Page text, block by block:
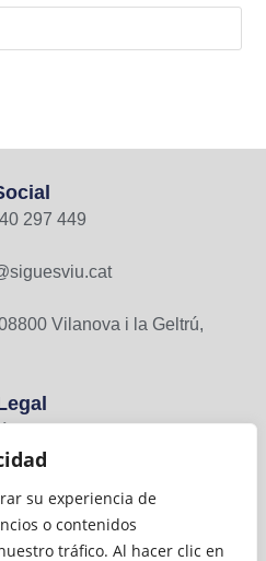
su experiencia de
o contenidos
tráfico. Al hacer clic en
297 449
Vilanova i la Geltrú,